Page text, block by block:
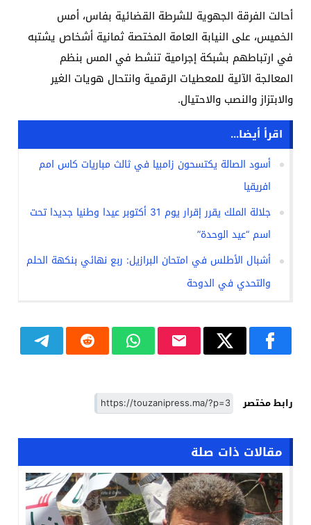
أحالت الفرقة الجهوية للشرطة القضائية بفاس، أمس
الخميس، على النيابة العامة المختصة ثمانية أشخاص يشتبه
في ارتباطهم بشبكة إجرامية تنشط في المس بنظم
المعالجة الآلية للمعطيات الرقمية وانتحال هويات الغير
والابتزاز والنصب والاحتيال.
اقرأ أيضا...
أسود الصالة يكتسحون زامبيا في ثالث مباريات كاس امم
افريقيا
جلالة الملك يقرر إقرار يوم 31 أكتوبر عيدا وطنيا جديدا تحت
اسم “عيد الوحدة”
أشبال الأطلس في امتحان البرازيل: ربع نهائي بنكهة الحلم
والتحدي في الدوحة
رابط مختصر
مقالات ذات صلة